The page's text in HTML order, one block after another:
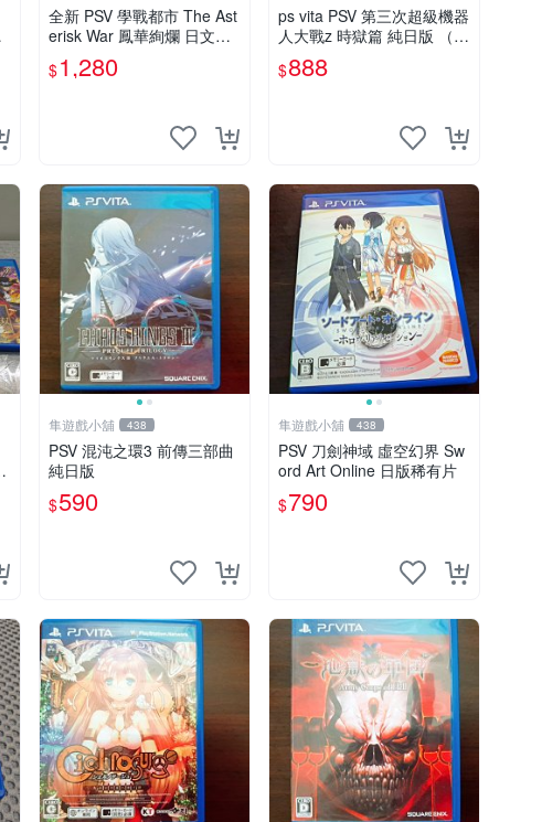
全新 PSV 學戰都市 The Ast
erisk War 鳳華絢爛 日文版
(內含初回限定特典 )
$1,280
ps vita PSV 第三次超級機器
人大戰z 時獄篇 純日版 （編
號8）
$888
隼遊戲小舖 438
PSV 混沌之環3 前傳三部曲
純日版
$590
隼遊戲小舖 438
PSV 刀劍神域 虛空幻界 Sw
ord Art Online 日版稀有片
$790